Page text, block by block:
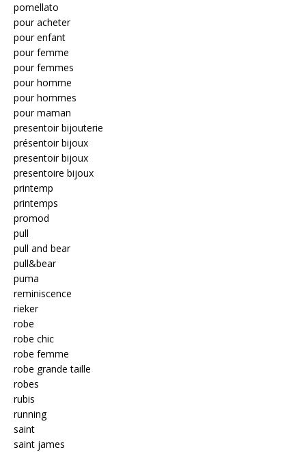
pomellato
pour acheter
pour enfant
pour femme
pour femmes
pour homme
pour hommes
pour maman
presentoir bijouterie
présentoir bijoux
presentoir bijoux
presentoire bijoux
printemp
printemps
promod
pull
pull and bear
pull&bear
puma
reminiscence
rieker
robe
robe chic
robe femme
robe grande taille
robes
rubis
running
saint
saint james